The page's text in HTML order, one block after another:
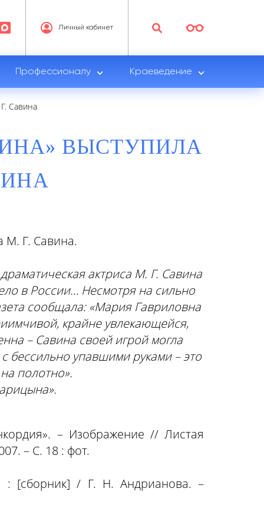
Личный кабинет
Профессионалу Краеведение
Савина
ВЫСТУПИЛА
М. Г. Савина.
актриса М. Г. Савина
в России… Несмотря на сильно
сообщала: «Мария Гавриловна
крайне увлекающейся,
– Савина своей игрой могла
бессильно упавшими руками – это
полотно».
– Изображение // Листая
– С. 18 : фот.
: [сборник] / Г. Н. Андрианова. –